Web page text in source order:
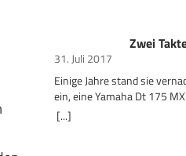
Zwei
31. Juli 2017
Einige Jahre stand sie
ein, eine Yamaha Dt 175
[...]